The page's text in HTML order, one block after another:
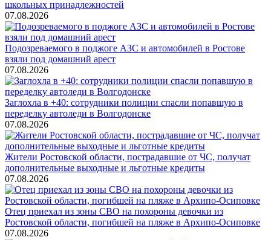
школьных принадлежностей
07.08.2026
Подозреваемого в поджоге АЗС и автомобилей в Ростове
взяли под домашний арест
07.08.2026
Заглохла в +40: сотрудники полиции спасли попавшую в
переделку автоледи в Волгодонске
07.08.2026
Жители Ростовской области, пострадавшие от ЧС, получат
дополнительные выходные и льготные кредиты
07.08.2026
Отец приехал из зоны СВО на похороны девочки из
Ростовской области, погибшей на пляже в Архипо-Осиповке
07.08.2026